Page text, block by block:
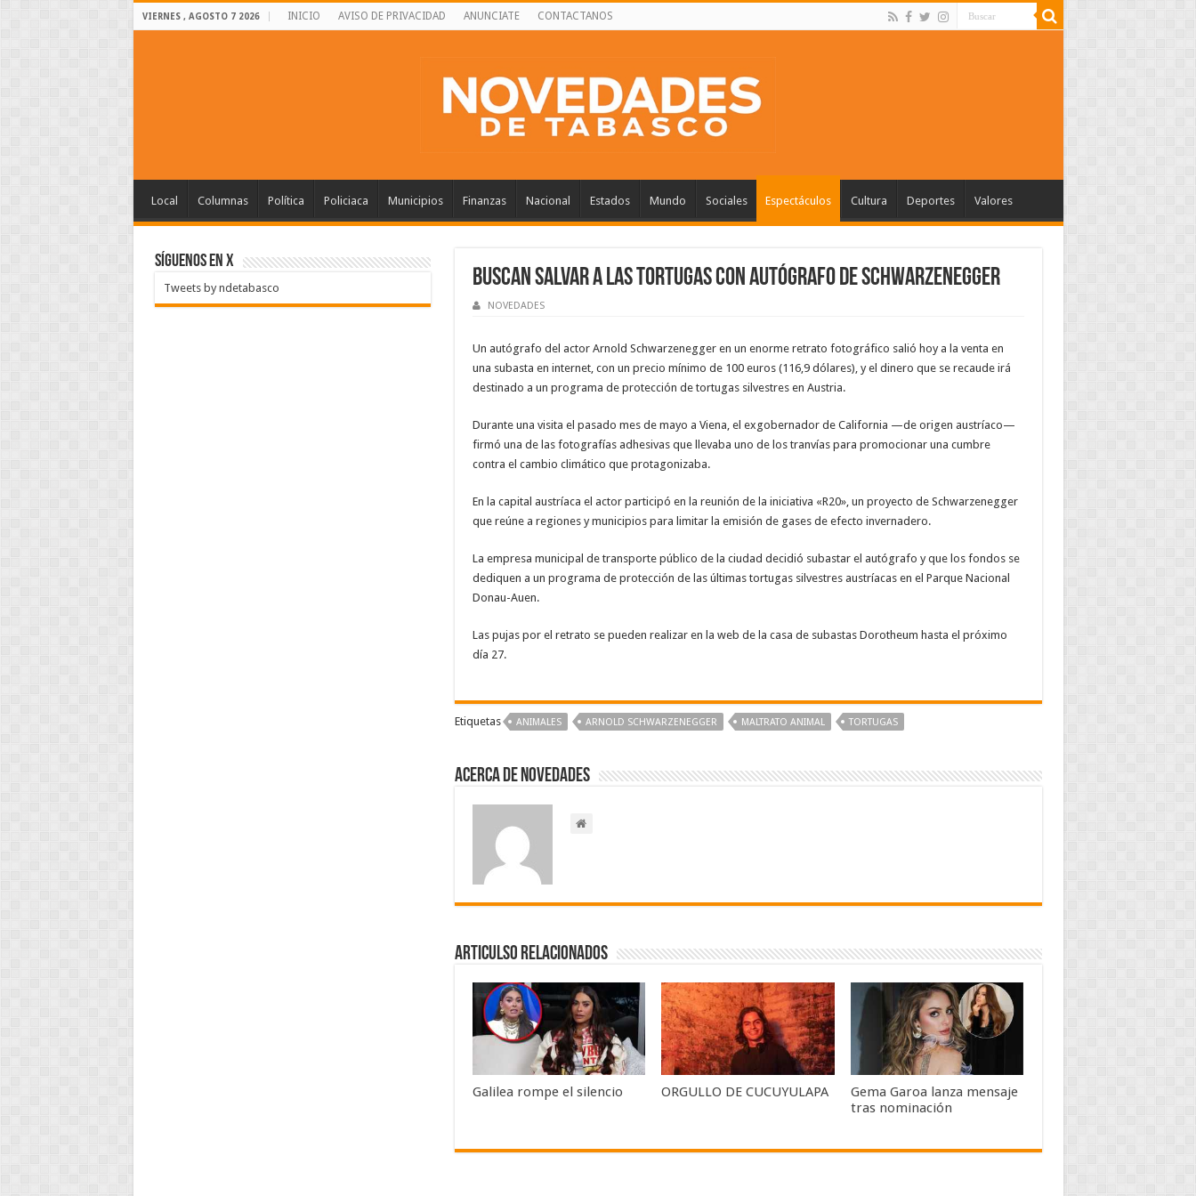
VIERNES , AGOSTO 7 2026 INICIO AVISO DE PRIVACIDAD ANUNCIATE CONTACTANOS
Local Columnas Política Policiaca Municipios Finanzas Nacional Estados Mundo Sociales Espectáculos Cultura Deportes Valores
Buscan salvar a las tortugas con autógrafo de Schwarzenegger
NOVEDADES
Un autógrafo del actor Arnold Schwarzenegger en un enorme retrato fotográfico salió hoy a la venta en
una subasta en internet, con un precio mínimo de 100 euros (116,9 dólares), y el dinero que se recaude irá
destinado a un programa de protección de tortugas silvestres en Austria.
Durante una visita el pasado mes de mayo a Viena, el exgobernador de California —de origen austríaco—
firmó una de las fotografías adhesivas que llevaba uno de los tranvías para promocionar una cumbre
contra el cambio climático que protagonizaba.
En la capital austríaca el actor participó en la reunión de la iniciativa «R20», un proyecto de Schwarzenegger
que reúne a regiones y municipios para limitar la emisión de gases de efecto invernadero.
La empresa municipal de transporte público de la ciudad decidió subastar el autógrafo y que los fondos se
dediquen a un programa de protección de las últimas tortugas silvestres austríacas en el Parque Nacional
Donau-Auen.
Las pujas por el retrato se pueden realizar en la web de la casa de subastas Dorotheum hasta el próximo
día 27.
Etiquetas ANIMALES ARNOLD SCHWARZENEGGER MALTRATO ANIMAL TORTUGAS
Acerca de NOVEDADES
Articulso Relacionados
Galilea rompe el silencio ORGULLO DE CUCUYULAPA
Gema Garoa lanza mensaje
tras nominación
SÍGUENOS EN X
Tweets by ndetabasco